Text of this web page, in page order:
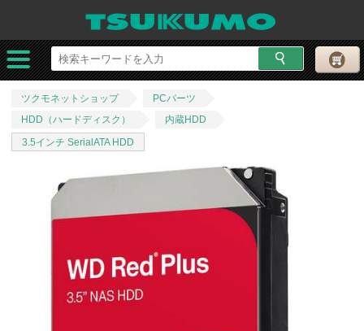
ツクモネットショップ
PCパーツ
HDD（ハードディスク）
内蔵HDD
3.5インチ SerialATA HDD